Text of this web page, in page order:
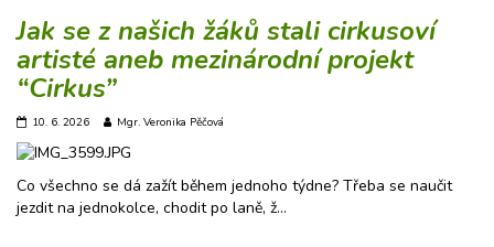
Jak se z našich žáků stali cirkusoví
artisté aneb mezinárodní projekt
“Cirkus”
10. 6. 2026 Mgr. Veronika Pěčová
Co všechno se dá zažít během jednoho týdne? Třeba se naučit
jezdit na jednokolce, chodit po laně, ž…